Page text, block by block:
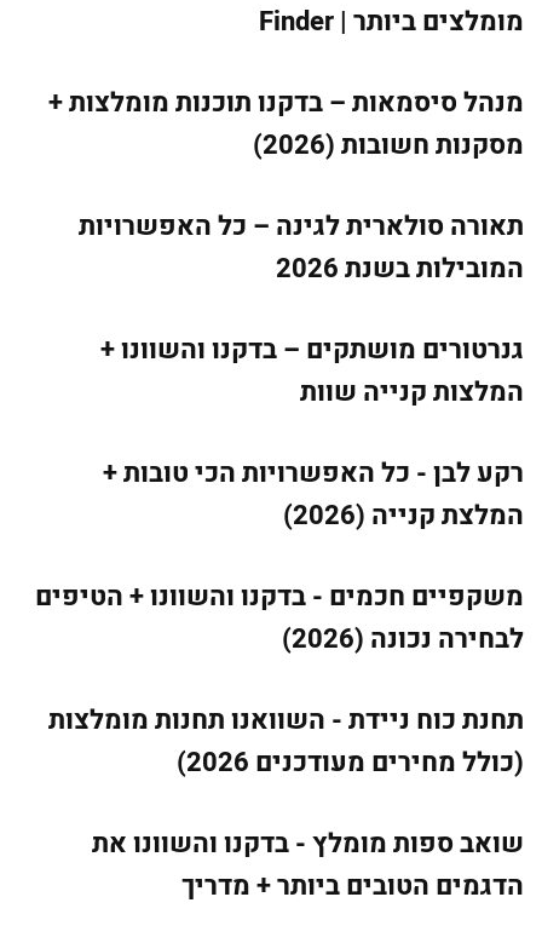
מומלצים ביותר | Finder
מנהל סיסמאות – בדקנו תוכנות מומלצות +
מסקנות חשובות (2026)
תאורה סולארית לגינה – כל האפשרויות
המובילות בשנת 2026
גנרטורים מושתקים – בדקנו והשוונו +
המלצות קנייה שוות
רקע לבן - כל האפשרויות הכי טובות +
המלצת קנייה (2026)
משקפיים חכמים - בדקנו והשוונו + הטיפים
לבחירה נכונה (2026)
תחנת כוח ניידת - השוואנו תחנות מומלצות
(כולל מחירים מעודכנים 2026)
שואב ספות מומלץ - בדקנו והשוונו את
הדגמים הטובים ביותר + מדריך